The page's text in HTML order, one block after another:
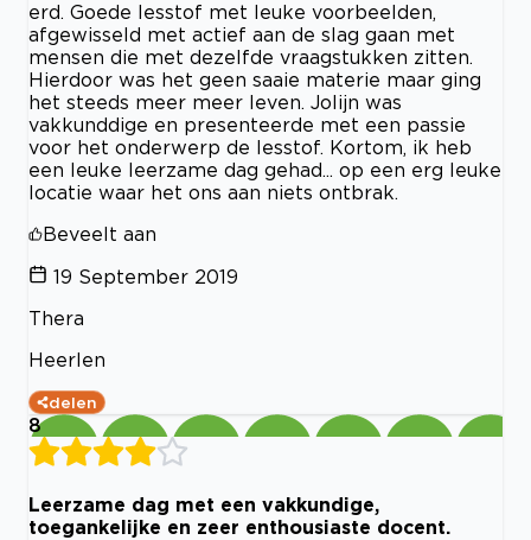
erd. Goede lesstof met leuke voorbeelden,
afgewisseld met actief aan de slag gaan met
mensen die met dezelfde vraagstukken zitten.
Hierdoor was het geen saaie materie maar ging
het steeds meer meer leven. Jolijn was
vakkunddige en presenteerde met een passie
voor het onderwerp de lesstof. Kortom, ik heb
een leuke leerzame dag gehad... op een erg leuke
locatie waar het ons aan niets ontbrak.
Beveelt aan
19 September 2019
Thera
Heerlen
delen
8
Leerzame dag met een vakkundige,
toegankelijke en zeer enthousiaste docent.